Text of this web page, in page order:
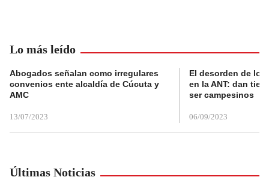
Lo más leído
Abogados señalan como irregulares
convenios ente alcaldía de Cúcuta y
AMC
13/07/2023
El desorden de
en la ANT: dan
ser campesinos
06/09/2023
Últimas Noticias